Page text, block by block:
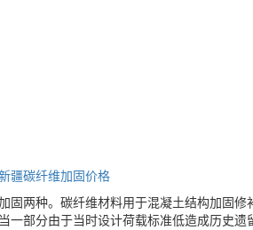
疆碳纤维加固价格
固两种。碳纤维材料用于混凝土结构加固
一部分由于当时设计荷载标准低造成历史遗